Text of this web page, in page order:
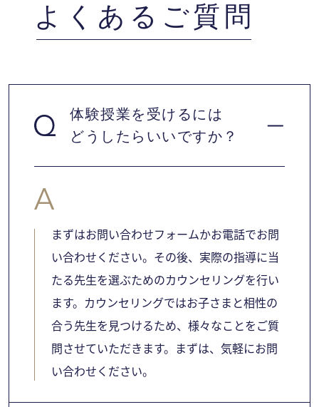
よくあるご質問
体験授業を受けるには
どうしたらいいですか？
まずはお問い合わせフォームかお電話でお問
い合わせください。その後、実際の指導に当
たる先生を選ぶためのカウンセリングを行い
ます。カウンセリングではお子さまと相性の
合う先生を見つけるため、様々なことをご質
問させていただきます。まずは、気軽にお問
い合わせください。